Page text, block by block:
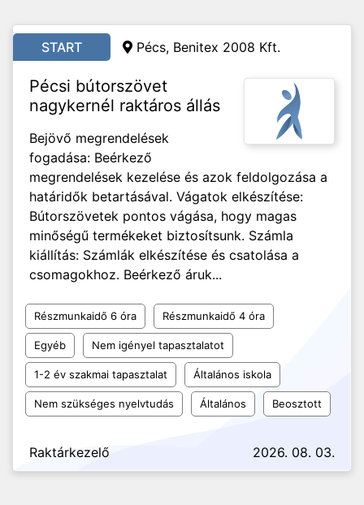
START Pécs, Benitex 2008 Kft.
Pécsi bútorszövet
nagykernél raktáros állás
Bejövő megrendelések
fogadása: Beérkező
megrendelések kezelése és azok feldolgozása a
határidők betartásával. Vágatok elkészítése:
Bútorszövetek pontos vágása, hogy magas
minőségű termékeket biztosítsunk. Számla
kiállítás: Számlák elkészítése és csatolása a
csomagokhoz. Beérkező áruk...
Részmunkaidő 6 óra Részmunkaidő 4 óra
Egyéb Nem igényel tapasztalatot
1-2 év szakmai tapasztalat Általános iskola
Nem szükséges nyelvtudás Általános Beosztott
Raktárkezelő 2026. 08. 03.